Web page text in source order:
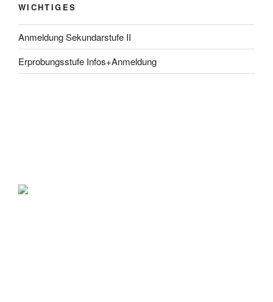
WICHTIGES
Anmeldung Sekundarstufe II
Erprobungsstufe Infos+Anmeldung